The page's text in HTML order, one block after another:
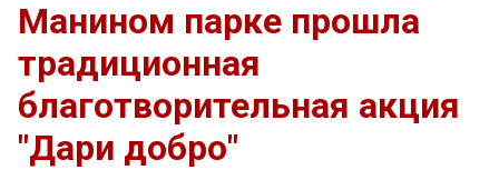
Манином парке прошла
традиционная
благотворительная акция
"Дари добро"